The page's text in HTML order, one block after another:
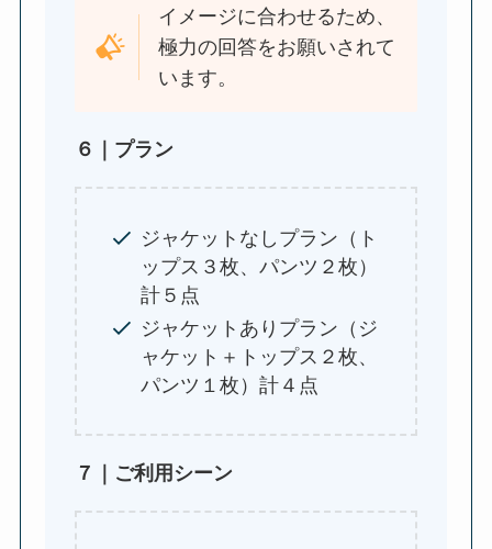
イメージに合わせるため、
極力の回答をお願いされて
います。
６｜プラン
ジャケットなしプラン（ト
ップス３枚、パンツ２枚）
計５点
ジャケットありプラン（ジ
ャケット＋トップス２枚、
パンツ１枚）計４点
７｜ご利用シーン